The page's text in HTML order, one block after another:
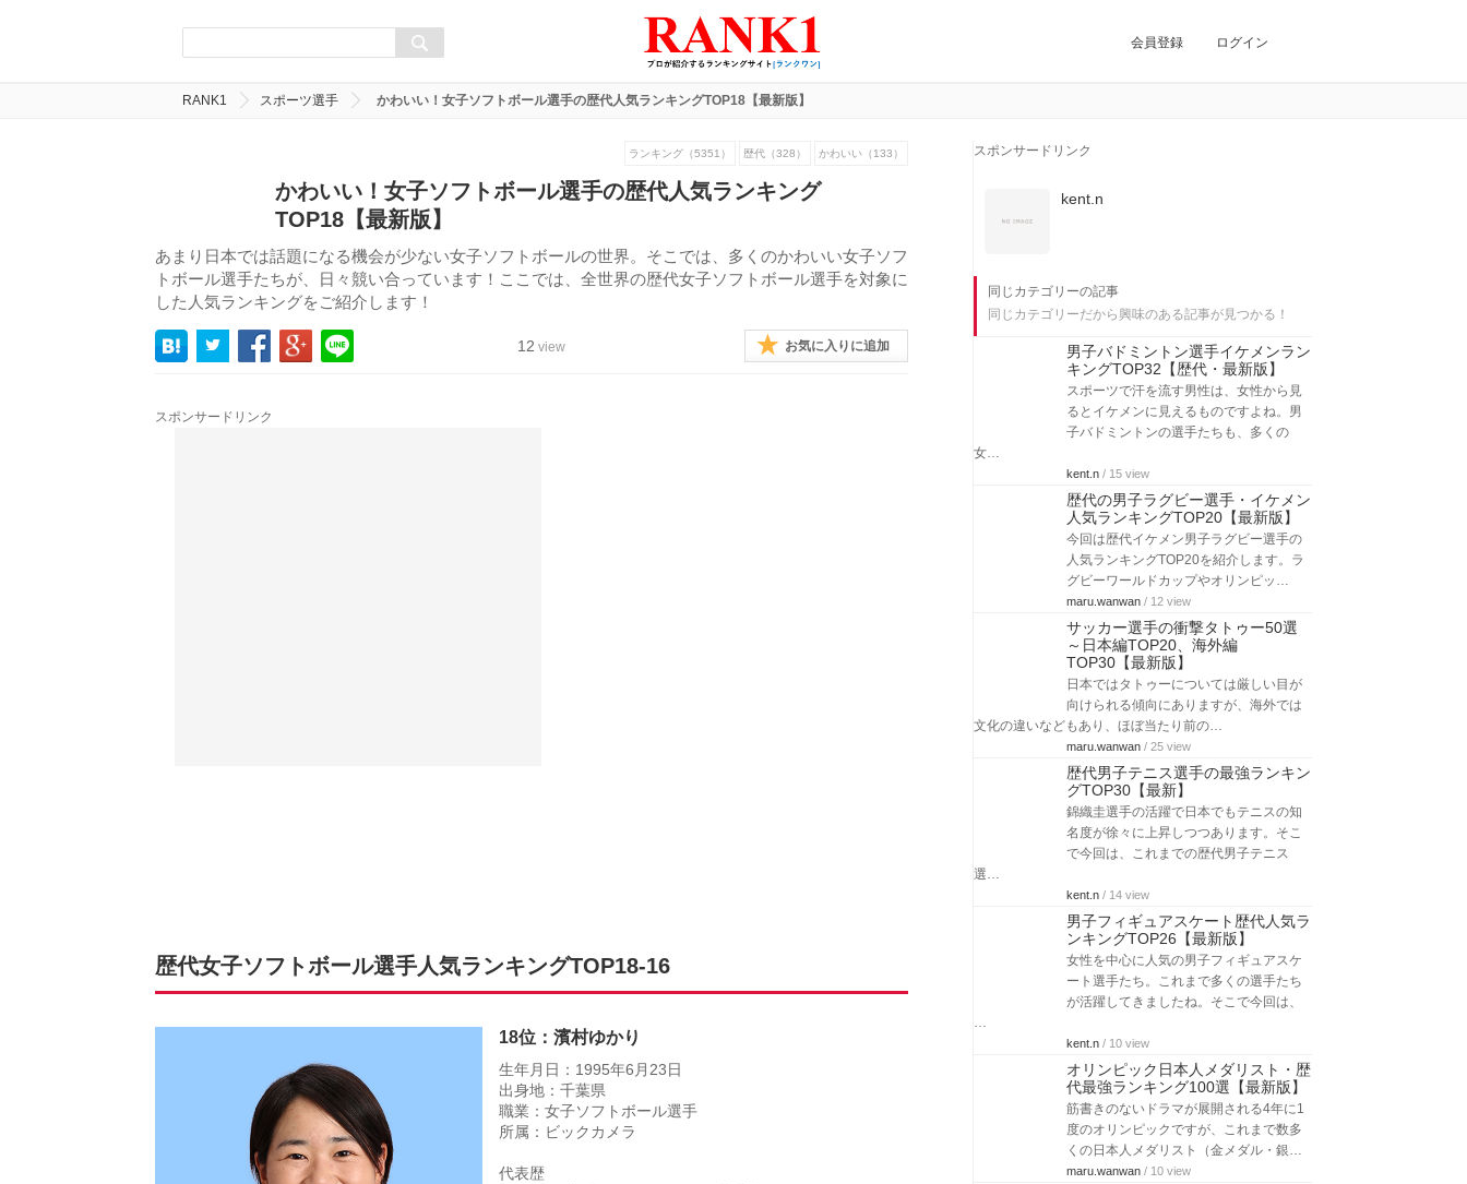
会員登録 ログイン
RANK1 スポーツ選手 かわいい！女子ソフトボール選手の歴代人気ランキングTOP18【最新版】
ランキング（5351） 歴代（328） かわいい（133）
かわいい！女子ソフトボール選手の歴代人気ランキング
TOP18【最新版】
あまり日本では話題になる機会が少ない女子ソフトボールの世界。そこでは、多くのかわいい女子ソフ
トボール選手たちが、日々競い合っています！ここでは、全世界の歴代女子ソフトボール選手を対象に
した人気ランキングをご紹介します！
12 view お気に入りに追加
スポンサードリンク
歴代女子ソフトボール選手人気ランキングTOP18-16
18位：濱村ゆかり
生年月日：1995年6月23日
出身地：千葉県
職業：女子ソフトボール選手
所属：ビックカメラ
代表歴
スポンサードリンク
kent.n
同じカテゴリーの記事
同じカテゴリーだから興味のある記事が見つかる！
男子バドミントン選手イケメンラン
キングTOP32【歴代・最新版】
スポーツで汗を流す男性は、女性から見
るとイケメンに見えるものですよね。男
子バドミントンの選手たちも、多くの
女…
kent.n / 15 view
歴代の男子ラグビー選手・イケメン
人気ランキングTOP20【最新版】
今回は歴代イケメン男子ラグビー選手の
人気ランキングTOP20を紹介します。ラ
グビーワールドカップやオリンピッ…
maru.wanwan / 12 view
サッカー選手の衝撃タトゥー50選
～日本編TOP20、海外編
TOP30【最新版】
日本ではタトゥーについては厳しい目が
向けられる傾向にありますが、海外では
文化の違いなどもあり、ほぼ当たり前の…
maru.wanwan / 25 view
歴代男子テニス選手の最強ランキン
グTOP30【最新】
錦織圭選手の活躍で日本でもテニスの知
名度が徐々に上昇しつつあります。そこ
で今回は、これまでの歴代男子テニス
選…
kent.n / 14 view
男子フィギュアスケート歴代人気ラ
ンキングTOP26【最新版】
女性を中心に人気の男子フィギュアスケ
ート選手たち。これまで多くの選手たち
が活躍してきましたね。そこで今回は、
…
kent.n / 10 view
オリンピック日本人メダリスト・歴
代最強ランキング100選【最新版】
筋書きのないドラマが展開される4年に1
度のオリンピックですが、これまで数多
くの日本人メダリスト（金メダル・銀…
maru.wanwan / 10 view